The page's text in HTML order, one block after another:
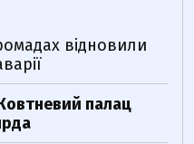
відновили
палац